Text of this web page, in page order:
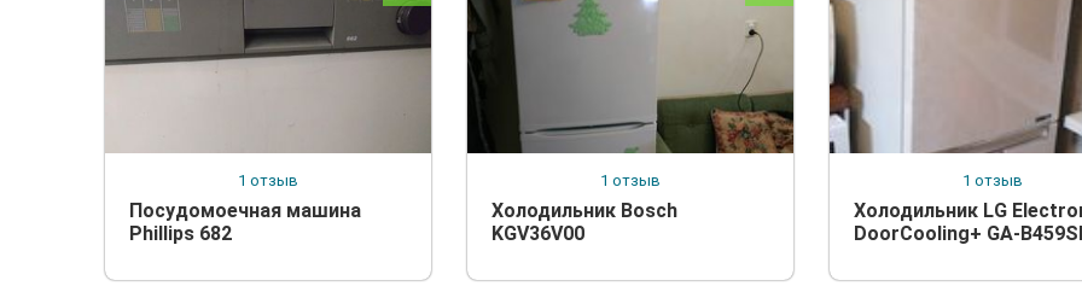
1 отзыв
Посудомоечная машина
Phillips 682
1 отзыв
Холодильник Bosch
KGV36V00
1 отзыв
Холодильник LG
DoorCooling+ GA-